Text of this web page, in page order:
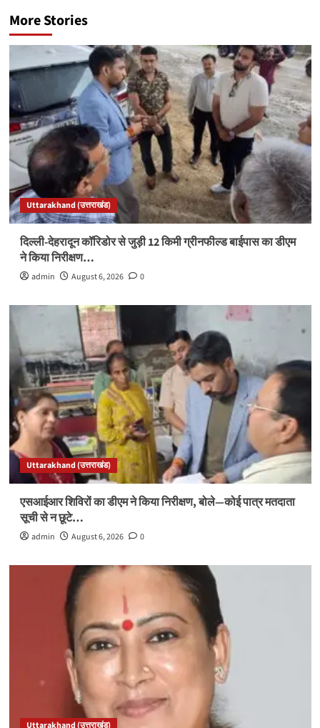
More Stories
Uttarakhand (उत्तराखंड)
दिल्ली-देहरादून कॉरिडोर से जुड़ी 12 किमी ग्रीनफील्ड बाईपास का डीएम
ने किया निरीक्षण…
admin August 6, 2026 0
Uttarakhand (उत्तराखंड)
एसआईआर शिविरों का डीएम ने किया निरीक्षण, बोले—कोई पात्र मतदाता
सूची से न छूटे…
admin August 6, 2026 0
Uttarakhand (उत्तराखंड)